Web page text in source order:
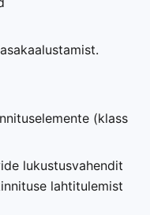
(klass
lukustusvahendit
lahtitulemist